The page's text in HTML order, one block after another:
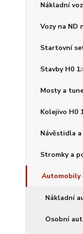
Nákladní
Vozy na ND
Startovní
Stavby H0
Mosty a
Kolejivo H0
Návěstidla
Stromky a
Automobily
Nákladní
Osobní